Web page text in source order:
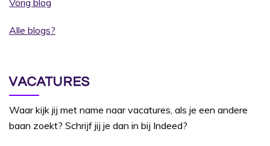
Alle blogs?
VACATURES
Waar kijk jij met name naar vacatures, als je een andere
baan zoekt? Schrijf jij je dan in bij Indeed?